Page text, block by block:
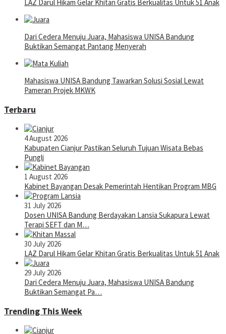
LAZ Darul Hikam Gelar Khitan Gratis Berkualitas Untuk 51 Anak
Dari Cedera Menuju Juara, Mahasiswa UNISA Bandung
Buktikan Semangat Pantang Menyerah
Mahasiswa UNISA Bandung Tawarkan Solusi Sosial Lewat
Pameran Projek MKWK
Terbaru
4 August 2026
Kabupaten Cianjur Pastikan Seluruh Tujuan Wisata Bebas
Pungli
1 August 2026
Kabinet Bayangan Desak Pemerintah Hentikan Program MBG
31 July 2026
Dosen UNISA Bandung Berdayakan Lansia Sukapura Lewat
Terapi SEFT dan M…
30 July 2026
LAZ Darul Hikam Gelar Khitan Gratis Berkualitas Untuk 51 Anak
29 July 2026
Dari Cedera Menuju Juara, Mahasiswa UNISA Bandung
Buktikan Semangat Pa…
Trending This Week